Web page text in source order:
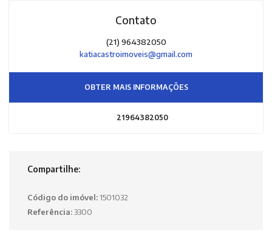
Contato
(21) 964382050
katiacastroimoveis@gmail.com
OBTER MAIS INFORMAÇÕES
21964382050
Compartilhe:
Código do imóvel:1501032
Referência:3300